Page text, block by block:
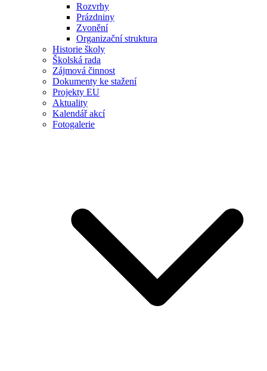
Rozvrhy
Prázdniny
Zvonění
Organizační struktura
Historie školy
Školská rada
Zájmová činnost
Dokumenty ke stažení
Projekty EU
Aktuality
Kalendář akcí
Fotogalerie